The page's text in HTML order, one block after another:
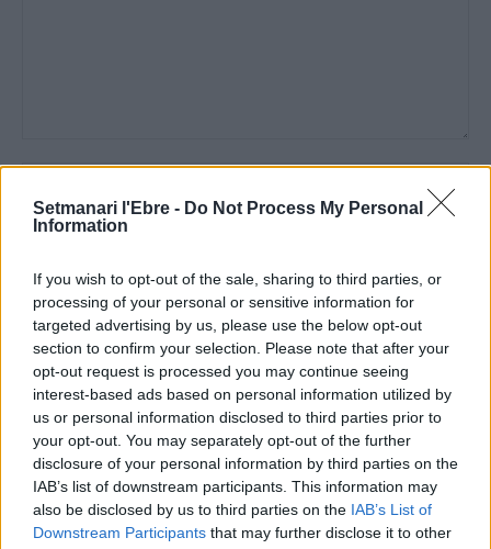
Setmanari l'Ebre - Do Not Process My Personal
Information
If you wish to opt-out of the sale, sharing to third parties, or
processing of your personal or sensitive information for
targeted advertising by us, please use the below opt-out
section to confirm your selection. Please note that after your
opt-out request is processed you may continue seeing
interest-based ads based on personal information utilized by
us or personal information disclosed to third parties prior to
your opt-out. You may separately opt-out of the further
disclosure of your personal information by third parties on the
IAB’s list of downstream participants. This information may
also be disclosed by us to third parties on the IAB’s List of
Downstream Participants that may further disclose it to other
Deseu el meu nom, el correu electrònic i el lloc web en
aquest navegador per a la propera vegada que comenti.